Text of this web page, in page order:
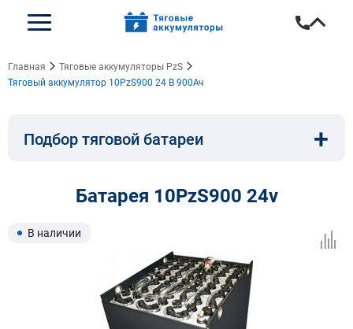
Главная
Тяговые аккумуляторы PzS
Тяговый аккумулятор 10PzS900 24 В 900Ач
Подбор тяговой батареи
Тип:
Высота, мм:
+
Батарея 10PzS900 24v
В наличии